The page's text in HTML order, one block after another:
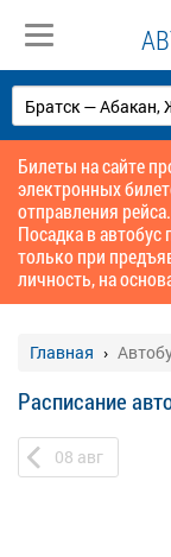
Билеты на сайте
электронных
отправления
Посадка в
только при
личность, на
Главная
Расписание
08 авг